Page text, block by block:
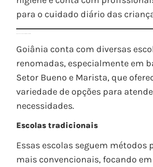
para o cuidado diário das
Goiânia conta com diversas
renomadas, especialmente em
Setor Bueno e Marista, que
variedade de opções para
necessidades.
Escolas tradicionais
Essas escolas seguem métodos
mais convencionais, focando